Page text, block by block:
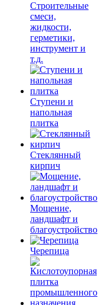
Строительные
смеси,
жидкости,
герметики,
инструмент и
т.д.
Ступени и
напольная
плитка
Cтеклянный
кирпич
Мощение,
ландшафт и
благоустройство
Черепица